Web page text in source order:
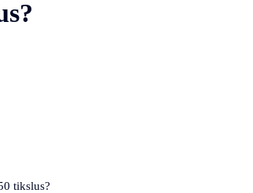
tikslus?